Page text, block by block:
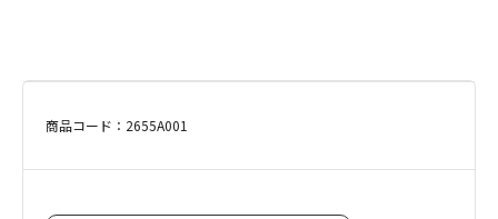
商品コード：2655A001